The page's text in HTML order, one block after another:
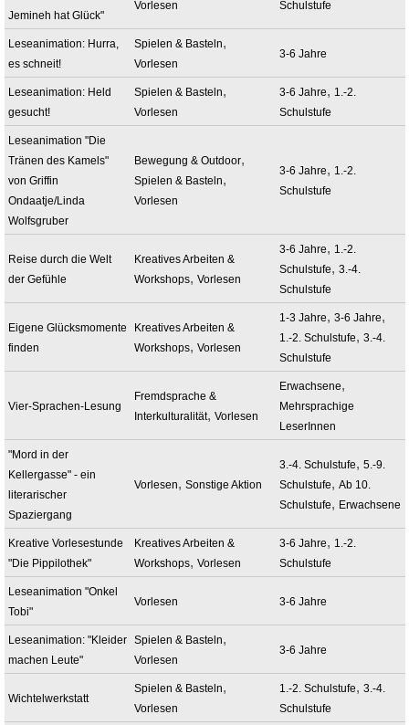
Jemineh hat Glück"
Vorlesen Schulstufe
Leseanimation: Hurra,
es schneit!
Spielen & Basteln,
Vorlesen
3-6 Jahre
Leseanimation: Held
gesucht!
Spielen & Basteln,
Vorlesen
3-6 Jahre, 1.-2.
Schulstufe
Leseanimation "Die
Tränen des Kamels"
von Griffin
Ondaatje/Linda
Wolfsgruber
Bewegung & Outdoor,
Spielen & Basteln,
Vorlesen
3-6 Jahre, 1.-2.
Schulstufe
Reise durch die Welt
der Gefühle
Kreatives Arbeiten &
Workshops,Vorlesen
3-6 Jahre, 1.-2.
Schulstufe,3.-4.
Schulstufe
Eigene Glücksmomente
finden
Kreatives Arbeiten &
Workshops,Vorlesen
1-3 Jahre,3-6 Jahre,
1.-2. Schulstufe,3.-4.
Schulstufe
Vier-Sprachen-Lesung
Fremdsprache &
Interkulturalität,Vorlesen
Erwachsene,
Mehrsprachige
LeserInnen
"Mord in der
Kellergasse" - ein
literarischer
Spaziergang
Vorlesen,Sonstige Aktion
3.-4. Schulstufe,5.-9.
Schulstufe,Ab 10.
Schulstufe, Erwachsene
Kreative Vorlesestunde
"Die Pippilothek"
Kreatives Arbeiten &
Workshops,Vorlesen
3-6 Jahre, 1.-2.
Schulstufe
Leseanimation "Onkel
Tobi"
Vorlesen 3-6 Jahre
Leseanimation: "Kleider
machen Leute"
Spielen & Basteln,
Vorlesen
3-6 Jahre
Wichtelwerkstatt
Spielen & Basteln,
Vorlesen
1.-2. Schulstufe,3.-4.
Schulstufe